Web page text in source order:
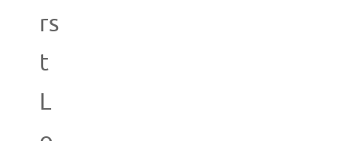
rs
t
L